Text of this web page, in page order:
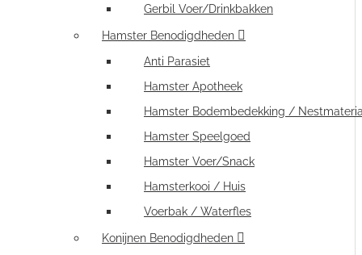
Gerbil Voer/Drinkbakken
Hamster Benodigdheden
Anti Parasiet
Hamster Apotheek
Hamster Bodembedekking /
Hamster Speelgoed
Hamster Voer/Snack
Hamsterkooi / Huis
Voerbak / Waterfles
Konijnen Benodigdheden